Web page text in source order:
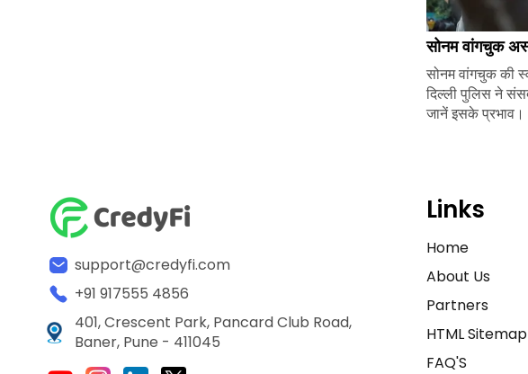
सोनम वांगचुक
सोनम वांगचुक की
दिल्ली पुलिस ने
जानें इसके प्रभाव।
support@credyfi.com
+91 917555 4856
401, Crescent Park, Pancard Club Road,
Baner, Pune - 411045
Links
Home
About Us
Partners
HTML Sitemap
FAQ'S